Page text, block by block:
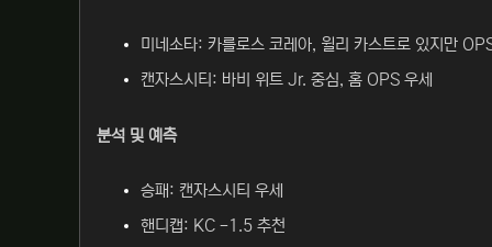
미네소타: 카를로스 코레아, 윌리 카스트로 있지만
캔자스시티: 바비 위트 Jr. 중심, 홈 OPS 우세
분석 및 예측
승패: 캔자스시티 우세
핸디캡: KC -1.5 추천